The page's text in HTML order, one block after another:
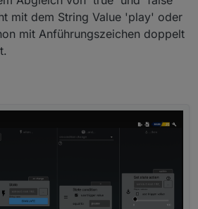
"actions",
1665727500241,
"pushover.0",
"Hello",
"magic",
[]
mit dem String Value 'play' oder
mit Anführungszeichen doppelt